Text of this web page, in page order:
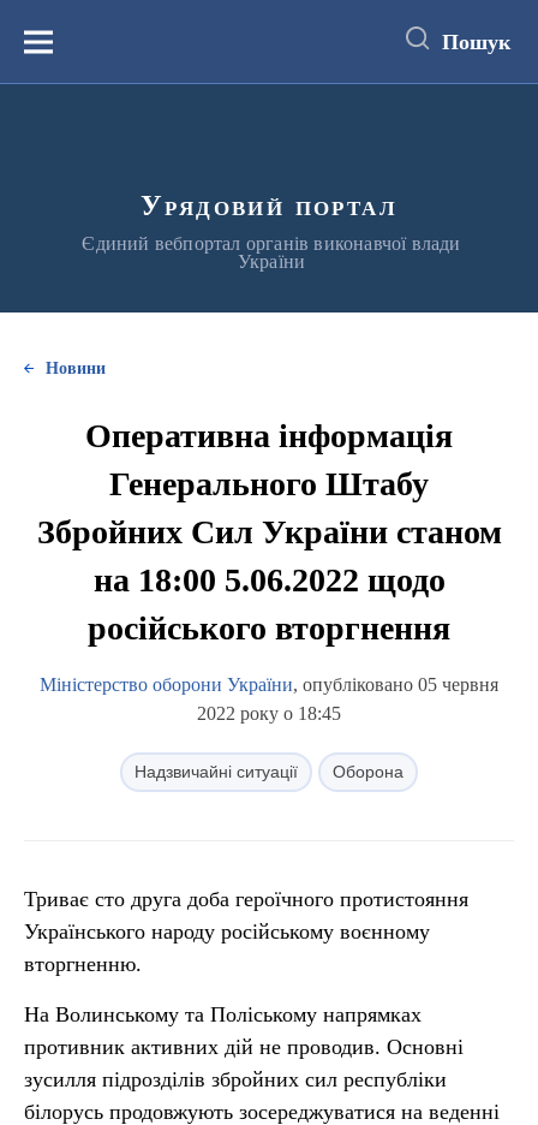
вмістуМеню Пошук
Урядовий портал
Єдиний вебпортал органів виконавчої влади
України
Новини
Оперативна інформація
Генерального Штабу
Збройних Сил України станом
на 18:00 5.06.2022 щодо
російського вторгнення
Міністерство оборони України, опубліковано 05 червня
2022 року о 18:45
Надзвичайні ситуації Оборона
Триває сто друга доба героїчного протистояння
Українського народу російському воєнному
вторгненню.
На Волинському та Поліському напрямках
противник активних дій не проводив. Основні
зусилля підрозділів збройних сил республіки
білорусь продовжують зосереджуватися на веденні